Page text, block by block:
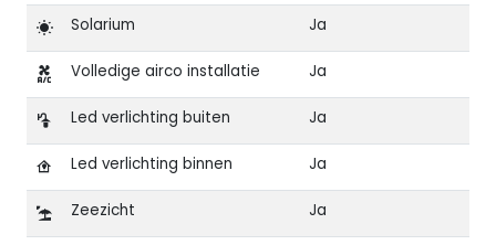
Solarium Ja
Volledige airco installatie Ja
Led verlichting buiten Ja
Led verlichting binnen Ja
Zeezicht Ja